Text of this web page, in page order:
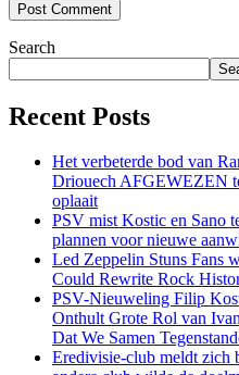
Search
Recent Posts
Het verbeterde bod van
Driouech AFGEWEZEN
oplaait
PSV mist Kostic en Sano
plannen voor nieuwe
Led Zeppelin Stuns Fans
Could Rewrite Rock
PSV-Nieuweling Filip
Onthult Grote Rol van
Dat We Samen
Eredivisie-club meldt zich